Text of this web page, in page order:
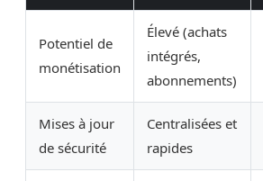
Potentiel de
monétisation
Élevé (achats
intégrés,
abonnements)
Mises à jour
de sécurité
Centralisées et
rapides